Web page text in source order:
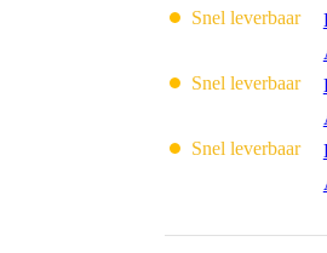
Snel leverbaar
Snel leverbaar
Snel leverbaar